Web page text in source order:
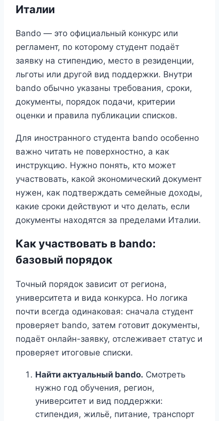
Италии
Bando — это официальный конкурс или
регламент, по которому студент подаёт
заявку на стипендию, место в резиденции,
льготы или другой вид поддержки. Внутри
bando обычно указаны требования, сроки,
документы, порядок подачи, критерии
оценки и правила публикации списков.
Для иностранного студента bando особенно
важно читать не поверхностно, а как
инструкцию. Нужно понять, кто может
участвовать, какой экономический документ
нужен, как подтверждать семейные доходы,
какие сроки действуют и что делать, если
документы находятся за пределами Италии.
Как участвовать в bando:
базовый порядок
Точный порядок зависит от региона,
университета и вида конкурса. Но логика
почти всегда одинаковая: сначала студент
проверяет bando, затем готовит документы,
подаёт онлайн-заявку, отслеживает статус и
проверяет итоговые списки.
Найти актуальный bando. Смотреть
нужно год обучения, регион,
университет и вид поддержки:
стипендия, жильё, питание, транспорт